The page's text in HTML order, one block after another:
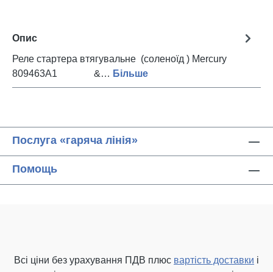
Опис
Реле стартера втягувальне (соленоїд ) Mercury
809463A1 &… Більше
Послуга «гаряча лінія»
Помощь
Всі ціни без урахування ПДВ плюс вартість доставки і